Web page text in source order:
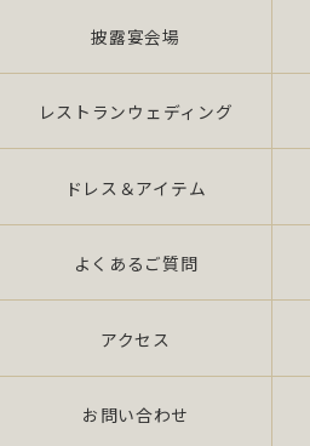
披露宴会場
レストランウェディング
ドレス＆アイテム
よくあるご質問
アクセス
お問い合わせ